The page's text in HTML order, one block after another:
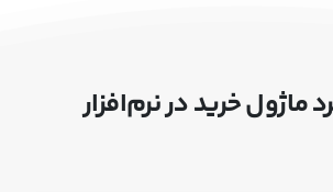
ماژول خرید در نرم‌افزار